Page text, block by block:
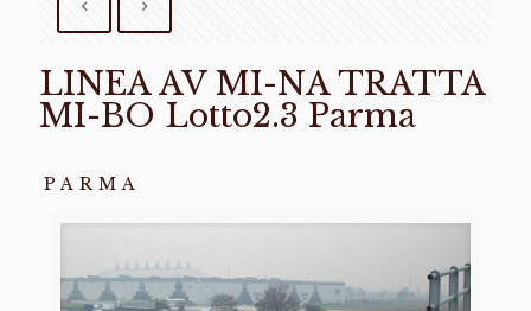
LINEA AV MI-NA TRATTA
MI-BO Lotto2.3 Parma
PARMA